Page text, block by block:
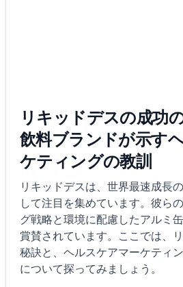
リキッドデスの成功
飲料ブランドが示す
ケティングの教訓
リキッドデスは、世界最速成長
して注目を集めています。彼ら
グ戦略と環境に配慮したアルミ
賞賛されています。ここでは、
秘訣と、ヘルスケアマーケティ
について探ってみましょう。